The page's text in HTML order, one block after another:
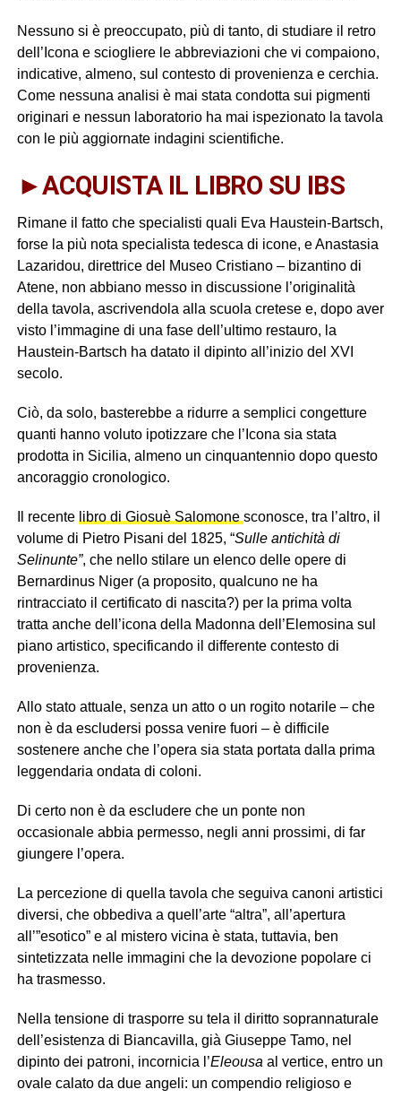
Nessuno si è preoccupato, più di tanto, di studiare il retro
dell’Icona e sciogliere le abbreviazioni che vi compaiono,
indicative, almeno, sul contesto di provenienza e cerchia.
Come nessuna analisi è mai stata condotta sui pigmenti
originari e nessun laboratorio ha mai ispezionato la tavola
con le più aggiornate indagini scientifiche.
►ACQUISTA IL LIBRO SU IBS
Rimane il fatto che specialisti quali Eva Haustein-Bartsch,
forse la più nota specialista tedesca di icone, e Anastasia
Lazaridou, direttrice del Museo Cristiano – bizantino di
Atene, non abbiano messo in discussione l’originalità
della tavola, ascrivendola alla scuola cretese e, dopo aver
visto l’immagine di una fase dell’ultimo restauro, la
Haustein-Bartsch ha datato il dipinto all’inizio del XVI
secolo.
Ciò, da solo, basterebbe a ridurre a semplici congetture
quanti hanno voluto ipotizzare che l’Icona sia stata
prodotta in Sicilia, almeno un cinquantennio dopo questo
ancoraggio cronologico.
Il recente libro di Giosuè Salomone sconosce, tra l’altro, il
volume di Pietro Pisani del 1825, “Sulle antichità di
Selinunte”, che nello stilare un elenco delle opere di
Bernardinus Niger (a proposito, qualcuno ne ha
rintracciato il certificato di nascita?) per la prima volta
tratta anche dell’icona della Madonna dell’Elemosina sul
piano artistico, specificando il differente contesto di
provenienza.
Allo stato attuale, senza un atto o un rogito notarile – che
non è da escludersi possa venire fuori – è difficile
sostenere anche che l’opera sia stata portata dalla prima
leggendaria ondata di coloni.
Di certo non è da escludere che un ponte non
occasionale abbia permesso, negli anni prossimi, di far
giungere l’opera.
La percezione di quella tavola che seguiva canoni artistici
diversi, che obbediva a quell’arte “altra”, all’apertura
all’”esotico” e al mistero vicina è stata, tuttavia, ben
sintetizzata nelle immagini che la devozione popolare ci
ha trasmesso.
Nella tensione di trasporre su tela il diritto soprannaturale
dell’esistenza di Biancavilla, già Giuseppe Tamo, nel
dipinto dei patroni, incornicia l’Eleousa al vertice, entro un
ovale calato da due angeli: un compendio religioso e